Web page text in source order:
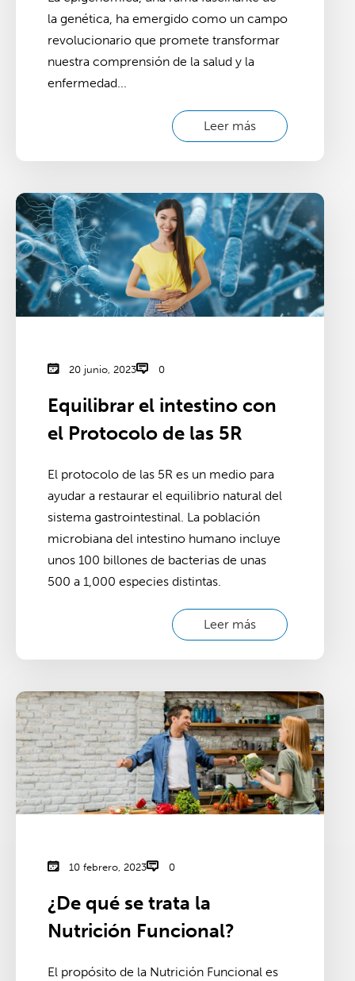
la genética, ha emergido como un campo
revolucionario que promete transformar
nuestra comprensión de la salud y la
enfermedad...
Leer más
20 junio, 2023 0
Equilibrar el intestino con
el Protocolo de las 5R
El protocolo de las 5R es un medio para
ayudar a restaurar el equilibrio natural del
sistema gastrointestinal. La población
microbiana del intestino humano incluye
unos 100 billones de bacterias de unas
500 a 1,000 especies distintas.
Leer más
10 febrero, 2023 0
¿De qué se trata la
Nutrición Funcional?
El propósito de la Nutrición Funcional es